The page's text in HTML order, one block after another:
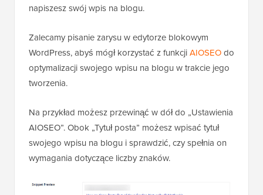
napiszesz swój wpis na blogu.
Zalecamy pisanie zarysu w edytorze blokowym
WordPress, abyś mógł korzystać z funkcjiAIOSEOdo
optymalizacji swojego wpisu na blogu w trakcie jego
tworzenia.
Na przykład możesz przewinąć w dół do „Ustawienia
AIOSEO”. Obok „Tytuł posta” możesz wpisać tytuł
swojego wpisu na blogu i sprawdzić, czy spełnia on
wymagania dotyczące liczby znaków.